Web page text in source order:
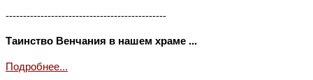
----------------------------------------------
Таинство Венчания в нашем храме ...
Подробнее...